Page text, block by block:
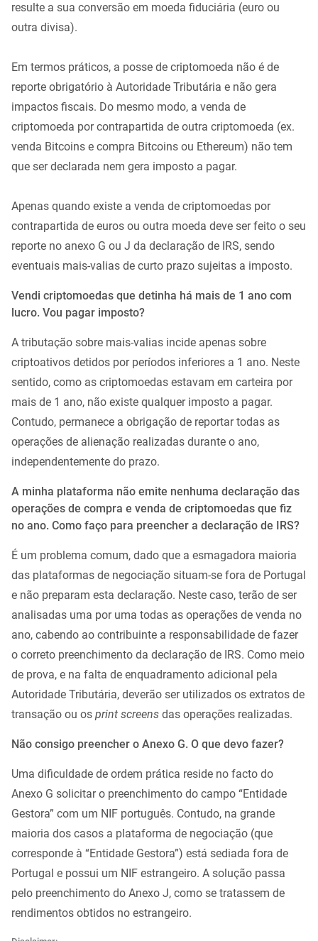
resulte a sua conversão em moeda fiduciária (euro ou
outra divisa).
Em termos práticos, a posse de criptomoeda não é de
reporte obrigatório à Autoridade Tributária e não gera
impactos fiscais. Do mesmo modo, a venda de
criptomoeda por contrapartida de outra criptomoeda (ex.
venda Bitcoins e compra Bitcoins ou Ethereum) não tem
que ser declarada nem gera imposto a pagar.
Apenas quando existe a venda de criptomoedas por
contrapartida de euros ou outra moeda deve ser feito o seu
reporte no anexo G ou J da declaração de IRS, sendo
eventuais mais-valias de curto prazo sujeitas a imposto.
Vendi criptomoedas que detinha há mais de 1 ano com
lucro. Vou pagar imposto?
A tributação sobre mais-valias incide apenas sobre
criptoativos detidos por períodos inferiores a 1 ano. Neste
sentido, como as criptomoedas estavam em carteira por
mais de 1 ano, não existe qualquer imposto a pagar.
Contudo, permanece a obrigação de reportar todas as
operações de alienação realizadas durante o ano,
independentemente do prazo.
A minha plataforma não emite nenhuma declaração das
operações de compra e venda de criptomoedas que fiz
no ano. Como faço para preencher a declaração de IRS?
É um problema comum, dado que a esmagadora maioria
das plataformas de negociação situam-se fora de Portugal
e não preparam esta declaração. Neste caso, terão de ser
analisadas uma por uma todas as operações de venda no
ano, cabendo ao contribuinte a responsabilidade de fazer
o correto preenchimento da declaração de IRS. Como meio
de prova, e na falta de enquadramento adicional pela
Autoridade Tributária, deverão ser utilizados os extratos de
transação ou os print screens das operações realizadas.
Não consigo preencher o Anexo G. O que devo fazer?
Uma dificuldade de ordem prática reside no facto do
Anexo G solicitar o preenchimento do campo “Entidade
Gestora” com um NIF português. Contudo, na grande
maioria dos casos a plataforma de negociação (que
corresponde à “Entidade Gestora”) está sediada fora de
Portugal e possui um NIF estrangeiro. A solução passa
pelo preenchimento do Anexo J, como se tratassem de
rendimentos obtidos no estrangeiro.